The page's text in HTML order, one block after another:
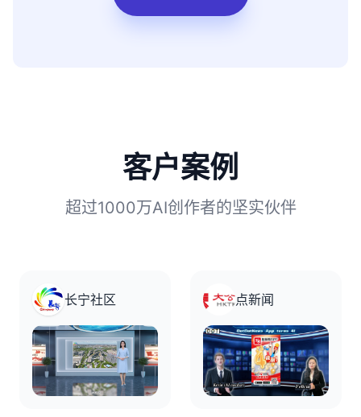
客户案例
超过1000万AI创作者的坚实伙伴
长宁社区 点新闻